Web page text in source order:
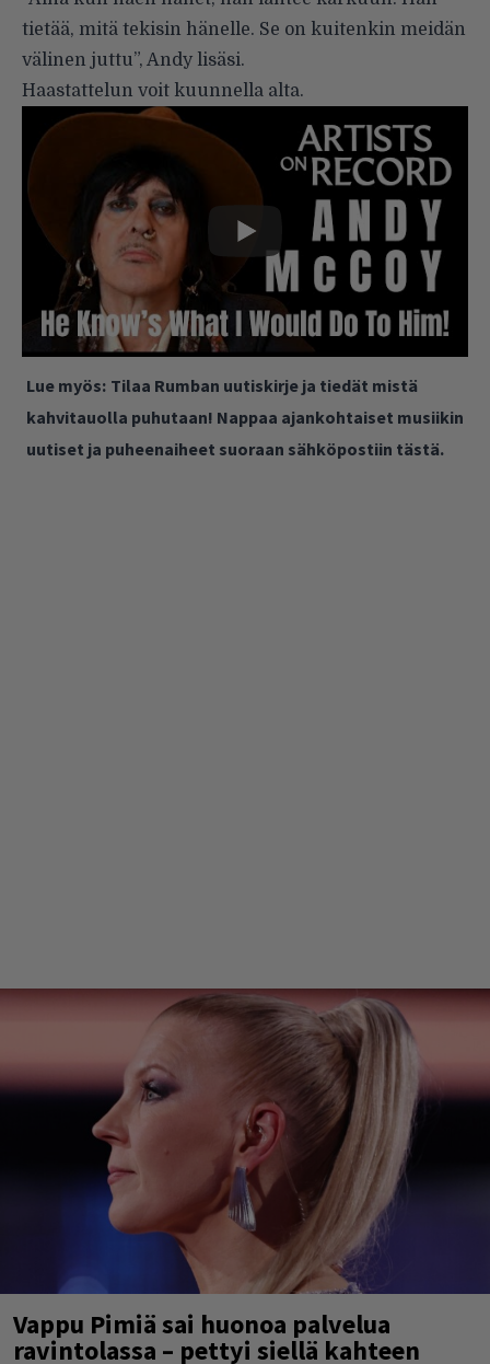
tietää, mitä tekisin hänelle. Se on kuitenkin meidän
välinen juttu”, Andy lisäsi.
Haastattelun voit kuunnella alta.
Lue myös: Tilaa Rumban uutiskirje ja tiedät mistä
kahvitauolla puhutaan! Nappaa ajankohtaiset musiikin
uutiset ja puheenaiheet suoraan sähköpostiin tästä.
Vappu Pimiä sai huonoa palvelua
ravintolassa – pettyi siellä kahteen